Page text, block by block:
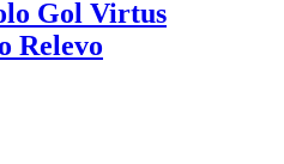
Gol Virtus
Relevo